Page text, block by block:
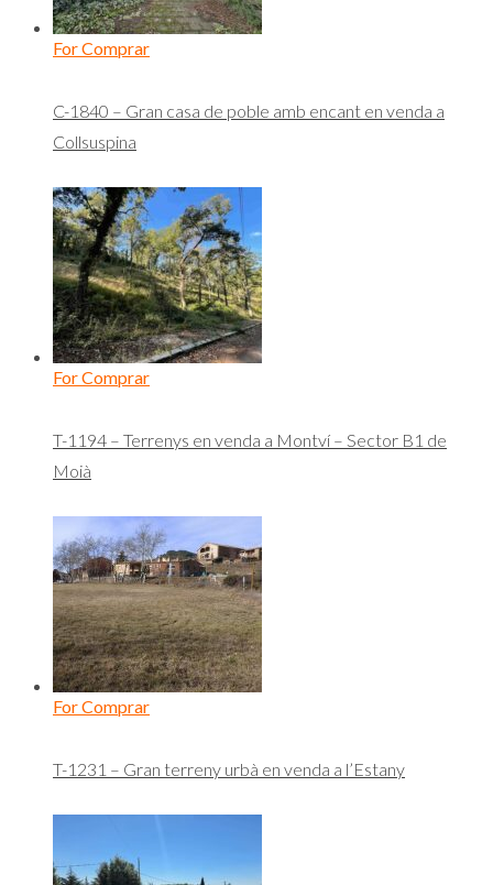
For Comprar
C-1840 – Gran casa de poble amb encant en venda a
Collsuspina
For Comprar
T-1194 – Terrenys en venda a Montví – Sector B1 de
Moià
For Comprar
T-1231 – Gran terreny urbà en venda a l’Estany